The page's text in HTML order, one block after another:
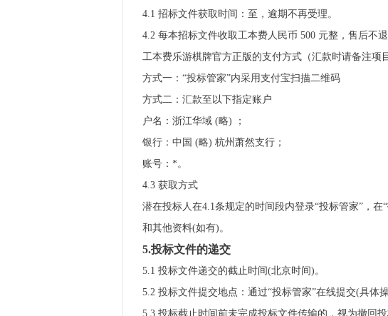
4.1 招标文件获取时间：至，逾期不再受理。
4.2 每本招标文件收取工本费人民币 500 元整，售后不退
工本费乐游棋牌官方正版的支付方式（汇款时请备注项
方式一：“投标管家”内采用支付宝扫描二维码
方式二：汇款至以下指定账户
户名：浙江华域 (略) ；
银行：中国 (略) 杭州萧然支行；
账号：*。
4.3 获取方式
潜在投标人在4.1条规定的时间段内登录“投标管家”，
和其他资料(如有)。
5.投标文件的递交
5.1 投标文件递交的截止时间(北京时间)。
5.2 投标文件提交地点：通过“投标管家”在线提交(具体
5.3 投标截止时间前未完成投标文件传输的，视为撤回